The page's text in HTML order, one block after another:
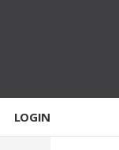
LOGIN